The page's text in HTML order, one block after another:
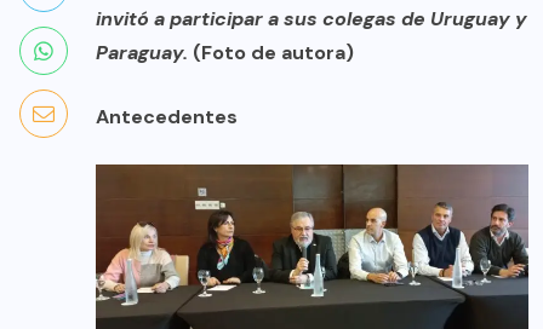
invitó a participar a sus colegas de Uruguay y
Paraguay. (Foto de autora)
Antecedentes